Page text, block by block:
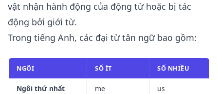
vật nhận hành động của động từ hoặc bị tác
động bởi giới từ.
Trong tiếng Anh, các đại từ tân ngữ bao gồm:
NGÔI SỐ ÍT SỐ NHIỀU
Ngôi thứ nhất me us